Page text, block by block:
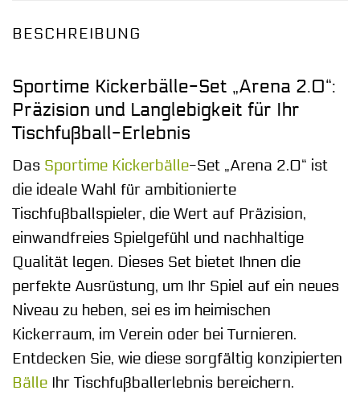
BESCHREIBUNG
Sportime Kickerbälle-Set „Arena 2.0“:
Präzision und Langlebigkeit für Ihr
Tischfußball-Erlebnis
Das Sportime Kickerbälle-Set „Arena 2.0“ ist
die ideale Wahl für ambitionierte
Tischfußballspieler, die Wert auf Präzision,
einwandfreies Spielgefühl und nachhaltige
Qualität legen. Dieses Set bietet Ihnen die
perfekte Ausrüstung, um Ihr Spiel auf ein neues
Niveau zu heben, sei es im heimischen
Kickerraum, im Verein oder bei Turnieren.
Entdecken Sie, wie diese sorgfältig konzipierten
Bälle Ihr Tischfußballerlebnis bereichern.